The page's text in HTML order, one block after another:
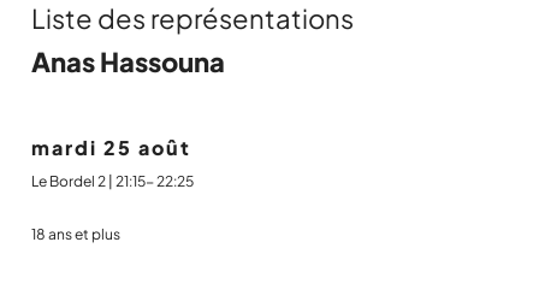
Liste des représentations
Anas Hassouna
mardi 25 août
Le Bordel 2 | 21:15- 22:25
18 ans et plus